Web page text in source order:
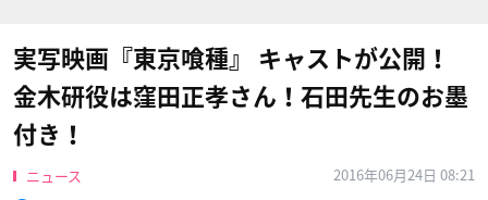
実写映画『東京喰種』 キャストが公開！
金木研役は窪田正孝さん！石田先生のお墨
付き！
ニュース
2016年06月24日 08:21